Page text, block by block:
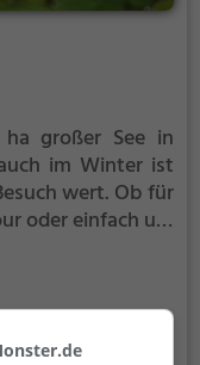
großer See in
im Winter ist
wert. Ob für
oder einfach um